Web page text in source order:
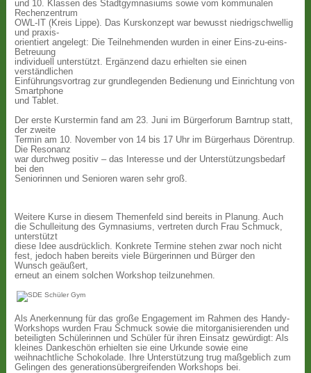
und 10. Klassen des Stadtgymnasiums sowie vom kommunalen
Rechenzentrum
OWL-IT (Kreis Lippe). Das Kurskonzept war bewusst niedrigschwellig
und praxis-
orientiert angelegt: Die Teilnehmenden wurden in einer Eins-zu-eins-
Betreuung
individuell unterstützt. Ergänzend dazu erhielten sie einen
verständlichen
Einführungsvortrag zur grundlegenden Bedienung und Einrichtung von
Smartphone
und Tablet.
Der erste Kurstermin fand am 23. Juni im Bürgerforum Barntrup statt,
der zweite
Termin am 10. November von 14 bis 17 Uhr im Bürgerhaus Dörentrup.
Die Resonanz
war durchweg positiv – das Interesse und der Unterstützungsbedarf
bei den
Seniorinnen und Senioren waren sehr groß.
Weitere Kurse in diesem Themenfeld sind bereits in Planung. Auch
die Schulleitung des Gymnasiums, vertreten durch Frau Schmuck,
unterstützt
diese Idee ausdrücklich. Konkrete Termine stehen zwar noch nicht
fest, jedoch haben bereits viele Bürgerinnen und Bürger den
Wunsch geäußert,
erneut an einem solchen Workshop teilzunehmen.
Als Anerkennung für das große Engagement im Rahmen des Handy-
Workshops wurden Frau Schmuck sowie die mitorganisierenden und
beteiligten Schülerinnen und Schüler für ihren Einsatz gewürdigt: Als
kleines Dankeschön erhielten sie eine Urkunde sowie eine
weihnachtliche Schokolade. Ihre Unterstützung trug maßgeblich zum
Gelingen des generationsübergreifenden Workshops bei.